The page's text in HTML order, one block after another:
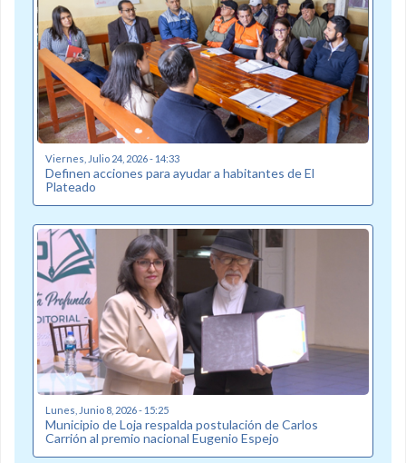
Viernes, Julio 24, 2026 - 14:33
Definen acciones para ayudar a habitantes de El
Plateado
Lunes, Junio 8, 2026 - 15:25
Municipio de Loja respalda postulación de Carlos
Carrión al premio nacional Eugenio Espejo